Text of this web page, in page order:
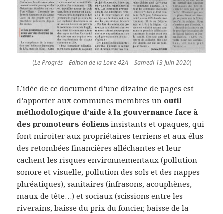
(Le Progrès – Edition de la Loire 42A – Samedi 13 Juin 2020)
L’idée de ce document d’une dizaine de pages est
d’apporter aux communes membres un outil
méthodologique d’aide à la gouvernance face à
des promoteurs éoliensinsistants et opaques, qui
font miroiter aux propriétaires terriens et aux élus
des retombées financières alléchantes et leur
cachent les risques environnementaux (pollution
sonore et visuelle, pollution des sols et des nappes
phréatiques), sanitaires (infrasons, acouphènes,
maux de tête…) et sociaux (scissions entre les
riverains, baisse du prix du foncier, baisse de la